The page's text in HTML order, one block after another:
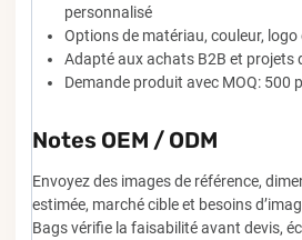
personnalisé
Options de matériau, couleur, logo
Adapté aux achats B2B et projets
Demande produit avec MOQ: 500
Notes OEM / ODM
Envoyez des images de référence,
estimée, marché cible et besoins
Bags vérifie la faisabilité avant devis,